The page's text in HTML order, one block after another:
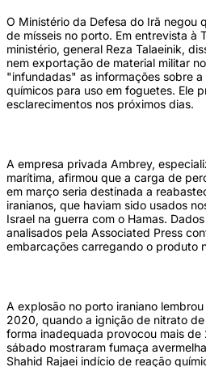
O Ministério da Defesa do Irã negou
de mísseis no porto. Em entrevista à
ministério, general Reza Talaeinik,
nem exportação de material militar
"infundadas" as informações sobre
químicos para uso em foguetes. Ele
esclarecimentos nos próximos dias.
A empresa privada Ambrey,
marítima, afirmou que a carga de
em março seria destinada a
iranianos, que haviam sido usados
Israel na guerra com o Hamas.
analisados pela Associated Press
embarcações carregando o produto
A explosão no porto iraniano
2020, quando a ignição de nitrato
forma inadequada provocou mais
sábado mostraram fumaça
Shahid Rajaei indício de reação